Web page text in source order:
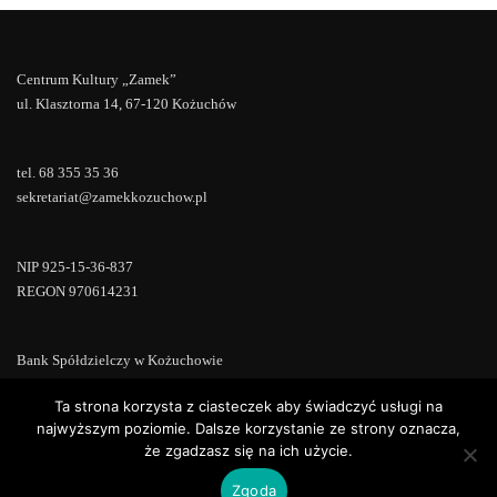
Centrum Kultury „Zamek”
ul. Klasztorna 14, 67-120 Kożuchów
tel. 68 355 35 36
sekretariat@zamekkozuchow.pl
NIP 925-15-36-837
REGON 970614231
Bank Spółdzielczy w Kożuchowie
WordPress |ConsultStreet theme by
Ta strona korzysta z ciasteczek aby świadczyć usługi na
najwyższym poziomie. Dalsze korzystanie ze strony oznacza,
że zgadzasz się na ich użycie.
Zgoda